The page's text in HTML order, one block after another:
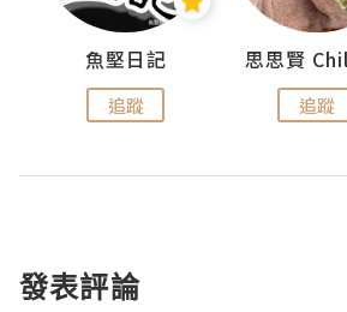
魚堅日記
追蹤 追蹤
發表評論